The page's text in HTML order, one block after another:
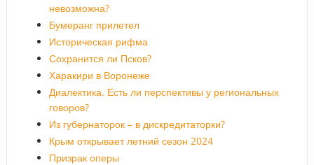
невозможна?
Бумеранг прилетел
Историческая рифма
Сохранится ли Псков?
Харакири в Воронеже
Диалектика. Есть ли перспективы у региональных
говоров?
Из губернаторок – в дискредитаторки?
Крым открывает летний сезон 2024
Призрак оперы